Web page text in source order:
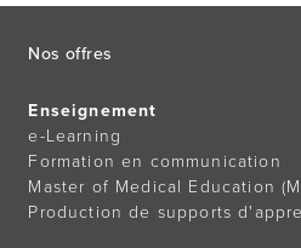
Nos offres
Enseignement
e-Learning
Formation en communication
Master of Medical Education
Production de supports